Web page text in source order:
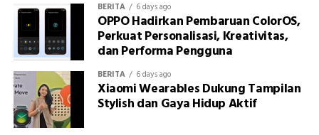
BERITA 6 days ago
OPPO Hadirkan Pembaruan ColorOS,
Perkuat Personalisasi, Kreativitas,
dan Performa Pengguna
BERITA 6 days ago
Xiaomi Wearables Dukung Tampilan
Stylish dan Gaya Hidup Aktif